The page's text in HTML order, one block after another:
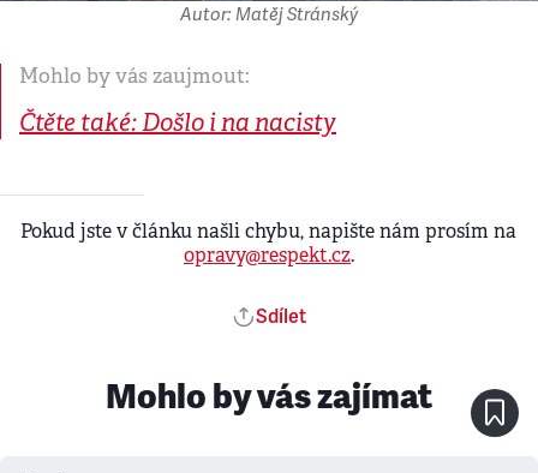
Autor: Matěj Stránský
Mohlo by vás zaujmout:
Čtěte také: Došlo i na nacisty
Pokud jste v článku našli chybu, napište nám prosím na
opravy@respekt.cz.
Sdílet
Mohlo by vás zajímat